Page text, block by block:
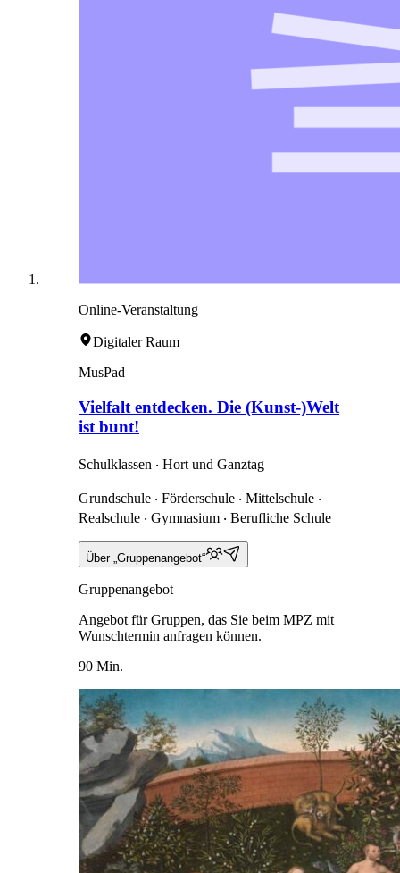
Online-Veranstaltung
Digitaler Raum
MusPad
Vielfalt entdecken. Die (Kunst-)Welt
ist bunt!
Schulklassen ‧ Hort und Ganztag
Grundschule ‧ Förderschule ‧ Mittelschule ‧
Realschule ‧ Gymnasium ‧ Berufliche Schule
Über „Gruppenangebot“
Gruppenangebot
Angebot für Gruppen, das Sie beim MPZ mit
Wunschtermin anfragen können.
90 Min.